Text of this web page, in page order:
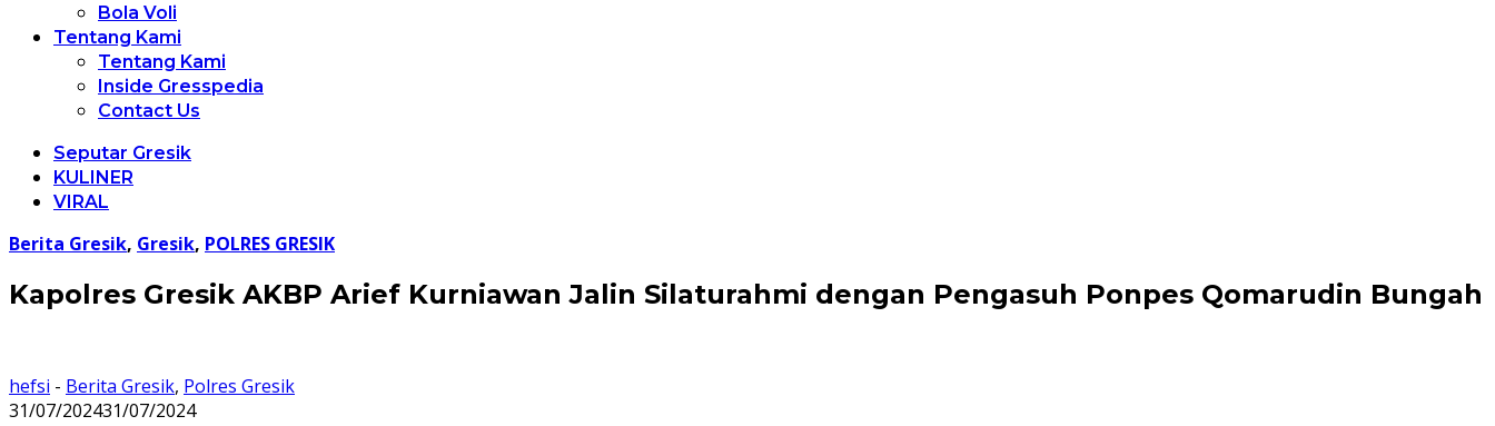
Bola Voli
Tentang Kami
Tentang Kami
Inside Gresspedia
Contact Us
Seputar Gresik
KULINER
VIRAL
Berita Gresik, Gresik, POLRES GRESIK
Kapolres Gresik AKBP Arief Kurniawan Jalin Silaturahmi dengan Pengasuh Ponpes Qomarudin Bungah
hefsi - Berita Gresik, Polres Gresik
31/07/202431/07/2024